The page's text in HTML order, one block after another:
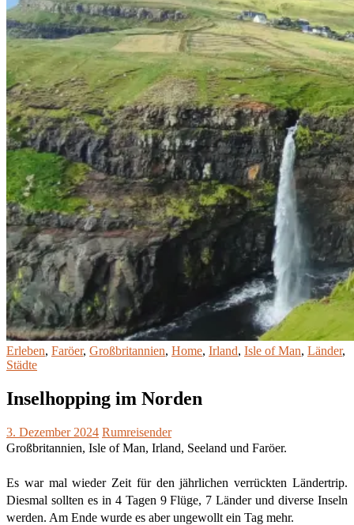
Erleben, Faröer, Großbritannien, Home, Irland, Isle of Man, Länder,
Städte
Inselhopping im Norden
3. Dezember 2024 Rumreisender
Großbritannien, Isle of Man, Irland, Seeland und Faröer.
Es war mal wieder Zeit für den jährlichen verrückten Ländertrip.
Diesmal sollten es in 4 Tagen 9 Flüge, 7 Länder und diverse Inseln
werden. Am Ende wurde es aber ungewollt ein Tag mehr.